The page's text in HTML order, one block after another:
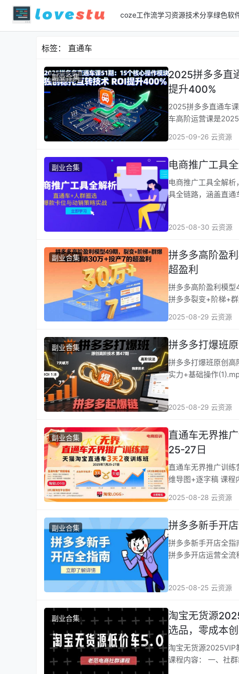
coze工作流学习资源技术分享绿色软
标签： 直通车
副业合集
2025拼多多直
提升400%
2025拼多多直通车课
车高阶运营课‌是
2025-09-26 云资源
副业合集 电商推广工具
电商推广工具全解析，直通
具全链路，涵盖直
2025-08-30 云资源
副业合集
拼多多高阶盈利模型49
超盈利
拼多多高阶盈利模型49
拼多多裂变+阶梯+
2025-08-29 云资源
副业合集 拼多多打爆班
拼多多打爆班原创高阶技术第47期，
实力+基础操作
2025-08-29 云资源
副业合集
直通车无界推
25-27日
直通车无界推广训练营
维导图+逐字稿 课
2025-08-28 云资源
副业合集 拼多多新手开
拼多多新手开店全指南，个
拼多多开店运营全
2025-08-25 云资源
副业合集
淘宝无货源
选品，零成本
淘宝无货源2025VIP
课程内容： 一、社